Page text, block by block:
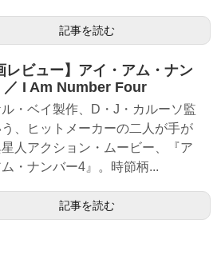
記事を読む
レビュー】アイ・アム・ナン
／ I Am Number Four
・ベイ製作、D・J・カルーソ監
、ヒットメーカーの二人が手が
人アクション・ムービー、『ア
・ナンバー4』。時節柄...
記事を読む